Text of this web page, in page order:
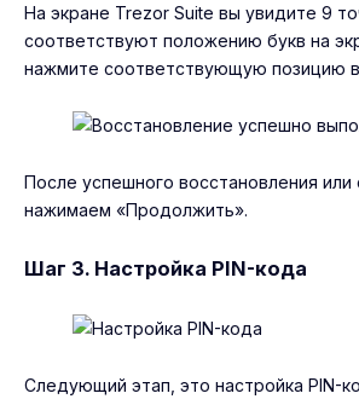
На экране Trezor Suite вы увидите 9
соответствуют положению букв на
нажмите соответствующую позицию
После успешного восстановления или
нажимаем «Продолжить».
Шаг 3. Настройка PIN-кода
Следующий этап, это настройка PIN-